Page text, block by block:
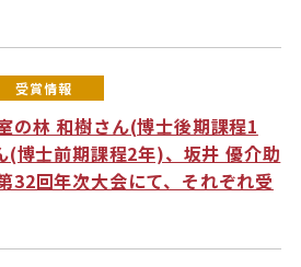
受賞情報
の林 和樹さん(博士後期課程1
(博士前期課程2年)、坂井 優介助
32回年次大会にて、それぞれ受